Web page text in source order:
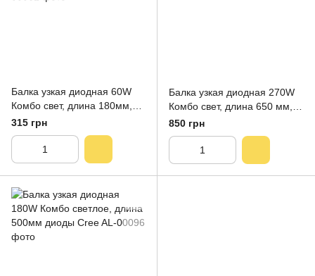
Балка узкая диодная 60W
Комбо свет, длина 180мм,
диоды Cree (Белый +
желтый и стробоскоп)
315 грн
Балка узкая диодная 270W
Комбо свет, длина 650 мм,
диоды Cree
850 грн